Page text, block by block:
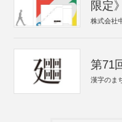
限定》
株式会社
第71
漢字のま